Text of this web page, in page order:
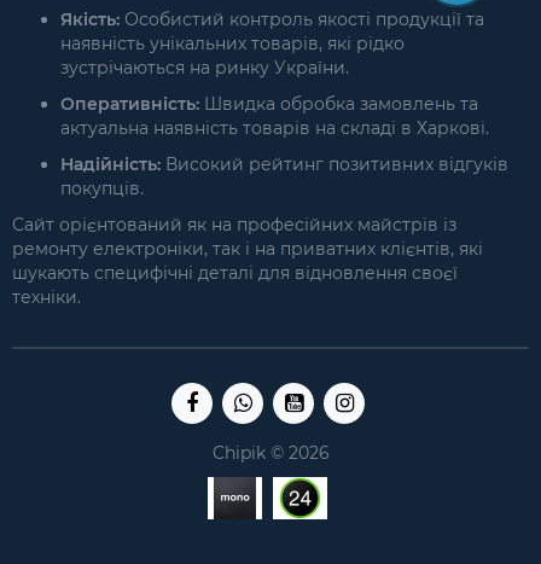
Якість: Особистий контроль якості продукції та
наявність унікальних товарів, які рідко
зустрічаються на ринку України.
Оперативність: Швидка обробка замовлень та
актуальна наявність товарів на складі в Харкові.
Надійність: Високий рейтинг позитивних відгуків
покупців.
Сайт орієнтований як на професійних майстрів із
ремонту електроніки, так і на приватних клієнтів, які
шукають специфічні деталі для відновлення своєї
техніки.
Chipik © 2026